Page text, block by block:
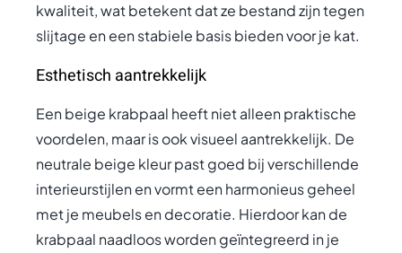
kwaliteit, wat betekent dat ze bestand zijn tegen
slijtage en een stabiele basis bieden voor je kat.
Esthetisch aantrekkelijk
Een beige krabpaal heeft niet alleen praktische
voordelen, maar is ook visueel aantrekkelijk. De
neutrale beige kleur past goed bij verschillende
interieurstijlen en vormt een harmonieus geheel
met je meubels en decoratie. Hierdoor kan de
krabpaal naadloos worden geïntegreerd in je